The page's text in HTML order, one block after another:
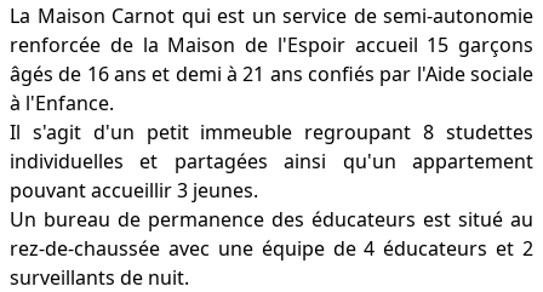
La Maison Carnot qui est un service de semi-autonomie
renforcée de la Maison de l'Espoir accueil 15 garçons
âgés de 16 ans et demi à 21 ans confiés par l'Aide sociale
à l'Enfance.
Il s'agit d'un petit immeuble regroupant 8 studettes
individuelles et partagées ainsi qu'un appartement
pouvant accueillir 3 jeunes.
Un bureau de permanence des éducateurs est situé au
rez-de-chaussée avec une équipe de 4 éducateurs et 2
surveillants de nuit.